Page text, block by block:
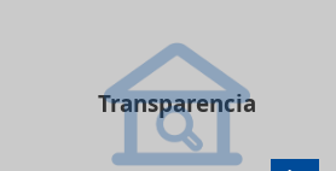
Transparencia